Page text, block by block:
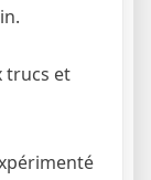
trucs et